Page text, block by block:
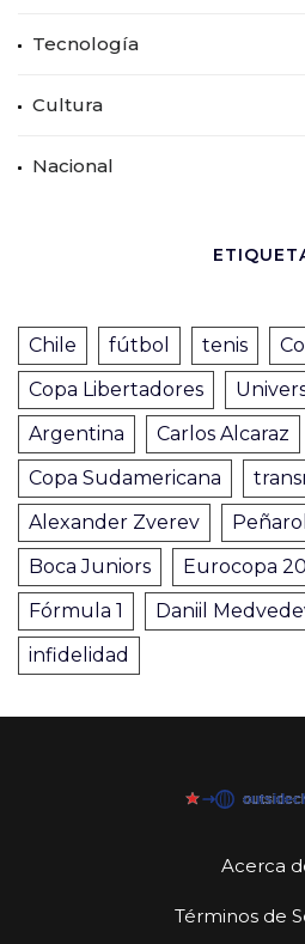
Tecnología
Cultura
Nacional
Chile fútbol tenis
Copa Libertadores
Argentina
Carlos Alcaraz
Copa Sudamericana
Alexander Zverev
Peñarol
Boca Juniors
Eurocopa
Fórmula 1
Daniil
infidelidad
Acerca
Términos de